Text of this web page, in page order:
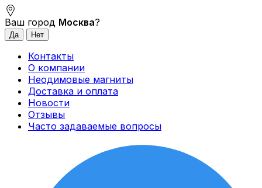
Ваш город Москва?
Контакты
О компании
Неодимовые магниты
Доставка и оплата
Новости
Отзывы
Часто задаваемые вопросы